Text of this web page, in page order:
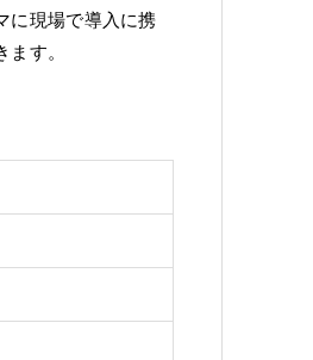
に現場で導入に携
す。